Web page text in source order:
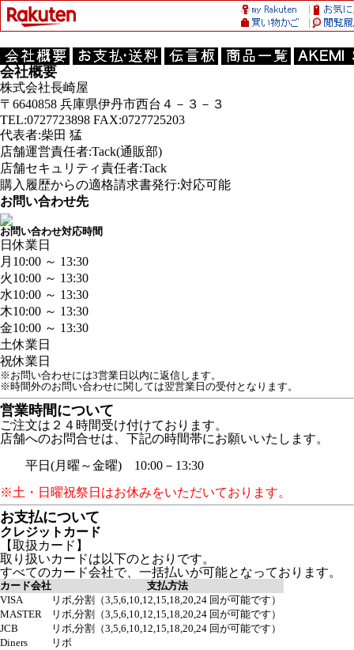
会社概要
株式会社長崎屋
〒6640858 兵庫県伊丹市西台４－３－３
TEL:0727723898 FAX:0727725203
代表者:柴田 猛
店舗運営責任者:Tack(通販部)
店舗セキュリティ責任者:Tack
購入履歴からの適格請求書発行:対応可能
お問い合わせ先
お問い合わせ対応時間
日休業日
月 10:00 ～ 13:30
火10:00 ～ 13:30
水10:00 ～ 13:30
木10:00 ～ 13:30
金10:00 ～ 13:30
土休業日
祝休業日
※お問い合わせには3営業日以内に返信します。
※時間外のお問い合わせに関しては翌営業日の受付となります。
営業時間について
ご注文は２４時間受け付けております。
店舗へのお問合せは、下記の時間帯にお願いいたします。
平日(月曜～金曜) 10:00－13:30
※土・日曜祝祭日はお休みをいただいております。
お支払について
クレジットカード
【取扱カード】
取り扱いカードは以下のとおりです。
すべてのカード会社で、一括払いが可能となっております。
カード会社
支払方法
VISA
リボ,分割（3,5,6,10,12,15,18,20,24 回が可能です）
MASTER
リボ,分割（3,5,6,10,12,15,18,20,24 回が可能です）
JCB
リボ,分割（3,5,6,10,12,15,18,20,24 回が可能です）
Diners
リボ